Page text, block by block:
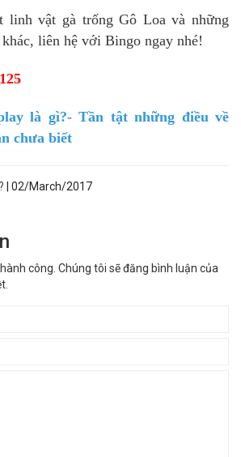
linh vật gà trống Gô Loa và những
liên hệ với Bingo ngay nhé!
là gì?- Tần tật những điều về
chưa biết
02/March/2017
công. Chúng tôi sẽ đăng bình luận của